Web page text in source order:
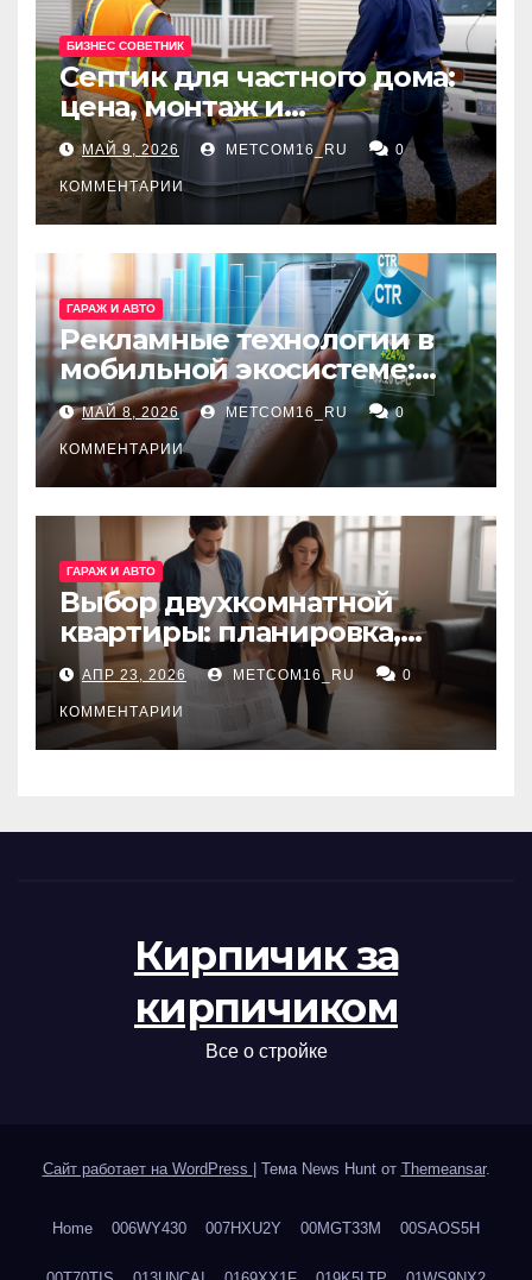
БИЗНЕС СОВЕТНИК
Септик для частного дома:
цена, монтаж и
организация автономной
канализации
МАЙ 9, 2026 METCOM16_RU 0
КОММЕНТАРИИ
ГАРАЖ И АВТО
Рекламные технологии в
мобильной экосистеме:
ключевые сервисы и
принципы работы
МАЙ 8, 2026 METCOM16_RU 0
КОММЕНТАРИИ
ГАРАЖ И АВТО
Выбор двухкомнатной
квартиры: планировка,
состояние жилья и
проверка документов
АПР 23, 2026 METCOM16_RU 0
КОММЕНТАРИИ
Кирпичик за
кирпичиком
Все о стройке
Сайт работает на WordPress Тема News Hunt от Themeansar.
Home 006WY430 007HXU2Y 00MGT33M 00SAOS5H